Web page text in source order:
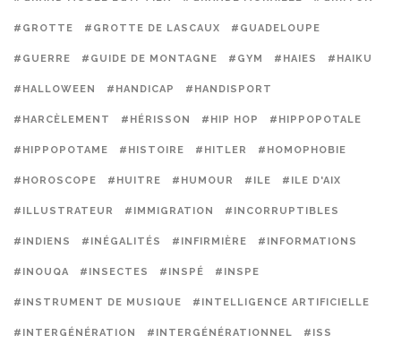
#GROTTE #GROTTE DE LASCAUX #GUADELOUPE
#GUERRE #GUIDE DE MONTAGNE #GYM #HAIES #HAIKU
#HALLOWEEN #HANDICAP #HANDISPORT
#HARCÈLEMENT #HÉRISSON #HIP HOP #HIPPOPOTALE
#HIPPOPOTAME #HISTOIRE #HITLER #HOMOPHOBIE
#HOROSCOPE #HUITRE #HUMOUR #ILE #ILE D'AIX
#ILLUSTRATEUR #IMMIGRATION #INCORRUPTIBLES
#INDIENS #INÉGALITÉS #INFIRMIÈRE #INFORMATIONS
#INOUQA #INSECTES #INSPÉ #INSPE
#INSTRUMENT DE MUSIQUE #INTELLIGENCE ARTIFICIELLE
#INTERGÉNÉRATION #INTERGÉNÉRATIONNEL #ISS